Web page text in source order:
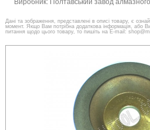
Дані та зображення, представлені в описі товару, є
момент. Якщо Вам потрібна додаткова інформація, або
питання щодо цього товару, то пишіть на E-mail: